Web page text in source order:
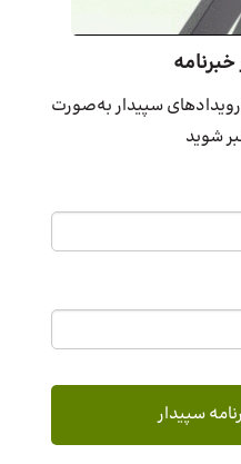
سپیدار به‌صورت
شوید